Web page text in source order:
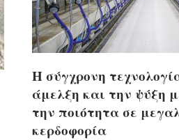
H σύγχρονη
άμελξη και την ψύξη
την ποιότητα σε
κερδοφορία